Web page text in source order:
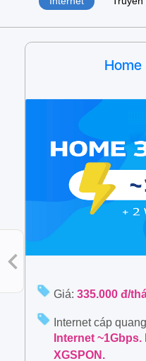
Home
Giá: 335.000 đ/
Internet cáp
Internet
XGSPON.